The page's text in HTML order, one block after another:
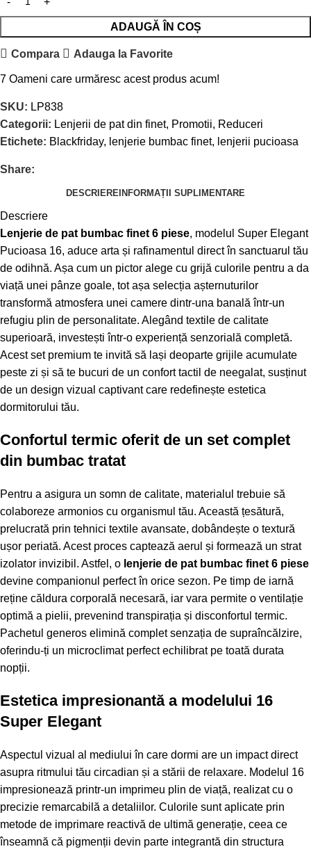
ADAUGĂ ÎN COȘ
Compara Adauga la Favorite
7 Oameni care urmăresc acest produs acum!
SKU: LP838
Categorii: Lenjerii de pat din finet, Promotii, Reduceri
Etichete: Blackfriday, lenjerie bumbac finet, lenjerii pucioasa
Share:
DESCRIEREINFORMAȚII SUPLIMENTARE
Descriere
Lenjerie de pat bumbac finet 6 piese, modelul Super Elegant
Pucioasa 16, aduce arta și rafinamentul direct în sanctuarul tău
de odihnă. Așa cum un pictor alege cu grijă culorile pentru a da
viață unei pânze goale, tot așa selecția așternuturilor
transformă atmosfera unei camere dintr-una banală într-un
refugiu plin de personalitate. Alegând textile de calitate
superioară, investești într-o experiență senzorială completă.
Acest set premium te invită să lași deoparte grijile acumulate
peste zi și să te bucuri de un confort tactil de neegalat, susținut
de un design vizual captivant care redefinește estetica
dormitorului tău.
Confortul termic oferit de un set complet
din bumbac tratat
Pentru a asigura un somn de calitate, materialul trebuie să
colaboreze armonios cu organismul tău. Această țesătură,
prelucrată prin tehnici textile avansate, dobândește o textură
ușor periată. Acest proces captează aerul și formează un strat
izolator invizibil. Astfel, o lenjerie de pat bumbac finet 6 piese
devine companionul perfect în orice sezon. Pe timp de iarnă
reține căldura corporală necesară, iar vara permite o ventilație
optimă a pielii, prevenind transpirația și disconfortul termic.
Pachetul generos elimină complet senzația de supraîncălzire,
oferindu-ți un microclimat perfect echilibrat pe toată durata
nopții.
Estetica impresionantă a modelului 16
Super Elegant
Aspectul vizual al mediului în care dormi are un impact direct
asupra ritmului tău circadian și a stării de relaxare. Modelul 16
impresionează printr-un imprimeu plin de viață, realizat cu o
precizie remarcabilă a detaliilor. Culorile sunt aplicate prin
metode de imprimare reactivă de ultimă generație, ceea ce
înseamnă că pigmenții devin parte integrantă din structura